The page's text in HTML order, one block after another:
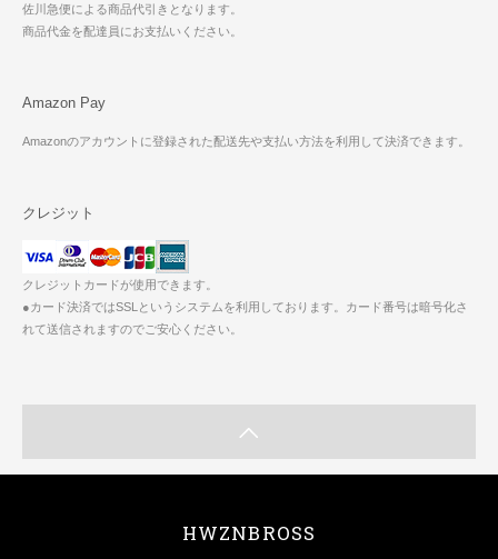
佐川急便による商品代引きとなります。
商品代金を配達員にお支払いください。
Amazon Pay
Amazonのアカウントに登録された配送先や支払い方法を利用して決済できます。
クレジット
クレジットカードが使用できます。
●カード決済ではSSLというシステムを利用しております。カード番号は暗号化さ
れて送信されますのでご安心ください。
HWZNBROSS